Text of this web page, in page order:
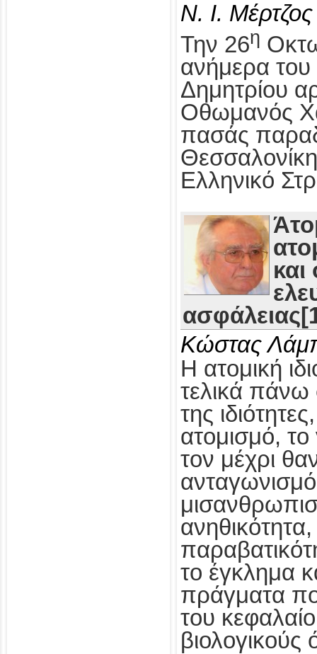
Ν. Ι. Μέρτζος
Την 26η
ανήμερα του
Δημητρίου
Οθωμανός
πασάς
Ελληνικό
Κώστας
Η ατομική
τελικά πάνω
της
ατομισμό,
τον μέχρι
ανηθικότητα,
το έγκλημα
πράγματα
του
βιολογικούς